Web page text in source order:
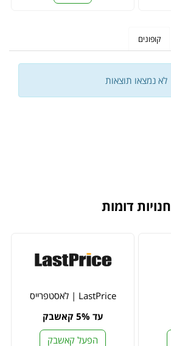
קופונים
לא נמצאו תוצאות
חנויות דומות
LastPrice | לאסטפרייס
עד 5% קאשבק
הפעל קאשבק